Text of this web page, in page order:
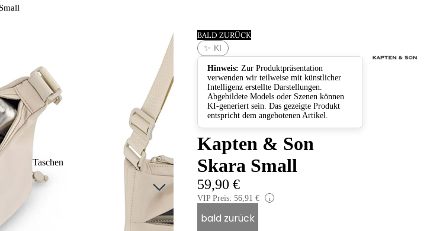
Taschen
BALD ZURÜCK
✨ KI
Hinweis: Zur Produktpräsentation
verwenden wir teilweise mit künstlicher
Intelligenz erstellte Darstellungen.
Abgebildete Models oder Szenen können
KI-generiert sein. Das gezeigte Produkt
entspricht dem angebotenen Artikel.
Kapten & Son
Skara Small
59,90 €
VIP Preis: 56,91 € i
bald zurück
Son